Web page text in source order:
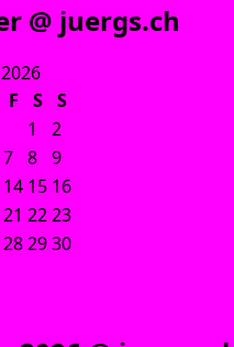
@ juergs.ch
F S
S
1
2
7 8 9
14 15 16
21 2223
282930